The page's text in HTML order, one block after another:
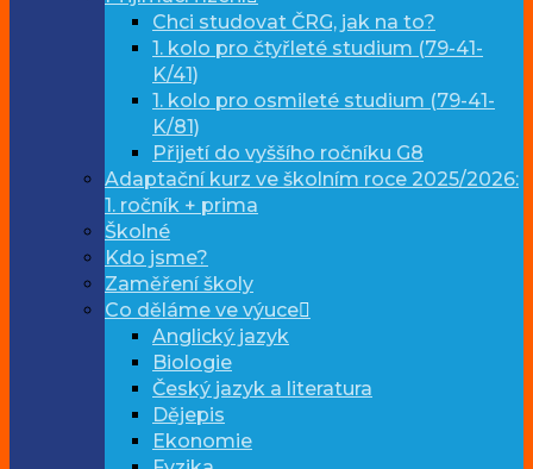
Chci studovat ČRG, jak na to?
1. kolo pro čtyřleté studium (79-41-
K/41)
1. kolo pro osmileté studium (79-41-
K/81)
Přijetí do vyššího ročníku G8
Adaptační kurz ve školním roce 2025/2026:
1. ročník + prima
Školné
Kdo jsme?
Zaměření školy
Co děláme ve výuce
Anglický jazyk
Biologie
Český jazyk a literatura
Dějepis
Ekonomie